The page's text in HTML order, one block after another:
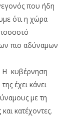
που ήδη
ότι η χώρα
πιο αδύναμων
έχει κάνει
με τη
κατέχοντες.